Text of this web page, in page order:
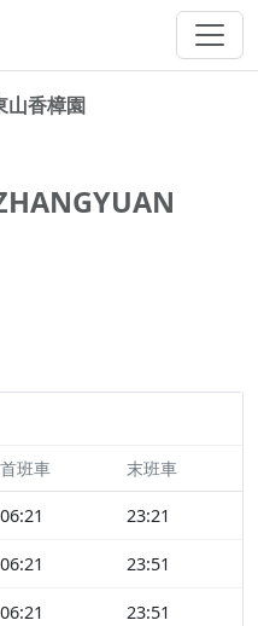
山香樟園
首班車 末班車
06:21 23:21
06:21 23:51
06:21 23:51